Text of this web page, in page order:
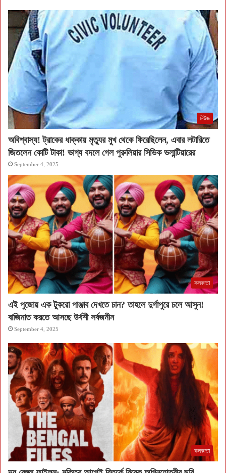
নিউজ
অবিশ্বাস্য! ট্রাকের ধাক্কায় মৃত্যুর মুখ থেকে ফিরেছিলেন, এবার লটারিতে
জিতলেন কোটি টাকা! ভাগ্য বদলে গেল পুরুলিয়ার সিভিক ভলান্টিয়ারের
September 4, 2025
কলকাতা
এই পুজোয় এক টুকরো পাঞ্জাব দেখতে চান? তাহলে দুর্গাপুরে চলে আসুন!
বাজিমাত করতে আসছে উর্বশী সর্বজনীন
September 4, 2025
কলকাতা